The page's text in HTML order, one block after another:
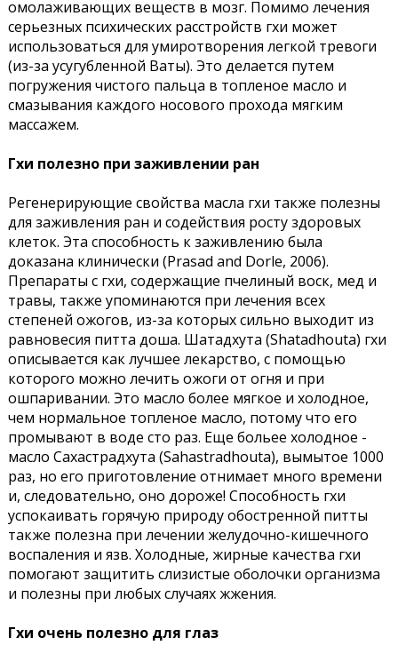
омолаживающих веществ в мозг. Помимо лечения
серьезных психических расстройств гхи может
использоваться для умиротворения легкой тревоги
(из-за усугубленной Ваты). Это делается путем
погружения чистого пальца в топленое масло и
смазывания каждого носового прохода мягким
массажем.
Гхи полезно при заживлении ран
Регенерирующие свойства масла гхи также полезны
для заживления ран и содействия росту здоровых
клеток. Эта способность к заживлению была
доказана клинически (Prasad and Dorle, 2006).
Препараты с гхи, содержащие пчелиный воск, мед и
травы, также упоминаются при лечения всех
степеней ожогов, из-за которых сильно выходит из
равновесия питта доша. Шатадхута (Shatadhouta) гхи
описывается как лучшее лекарство, с помощью
которого можно лечить ожоги от огня и при
ошпаривании. Это масло более мягкое и холодное,
чем нормальное топленое масло, потому что его
промывают в воде сто раз. Еще больее холодное -
масло Сахастрадхута (Sahastradhouta), вымытое 1000
раз, но его приготовление отнимает много времени
и, следовательно, оно дороже! Способность гхи
успокаивать горячую природу обостренной питты
также полезна при лечении желудочно-кишечного
воспаления и язв. Холодные, жирные качества гхи
помогают защитить слизистые оболочки организма
и полезны при любых случаях жжения.
Гхи очень полезно для глаз